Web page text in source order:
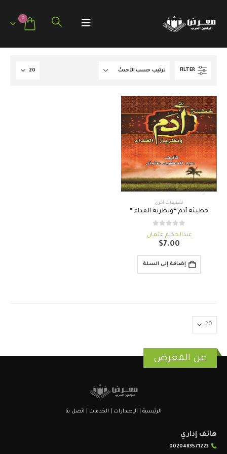
0
FILTER
تصنيفات أخرى
خطيئة أدم “ونظرية الفداء “
0
out of 5
عبدالحكيم عثمان
$7.00
إضافة إلى السلة
عن المعرض
الرئيسية الإصدارات الخدمات اتصل بنا
هاتف إداري
0020483571223